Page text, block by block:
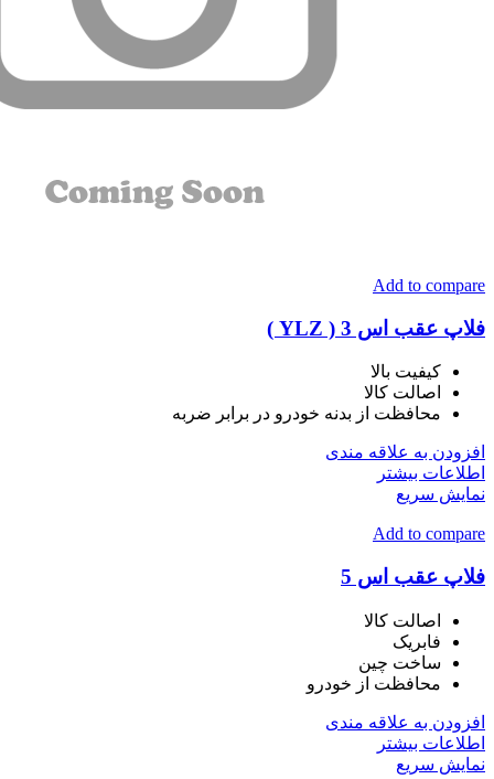
Add to compare
فلاپ عقب اس 3 ( YLZ )
کیفیت بالا
اصالت کالا
محافظت از بدنه خودرو در برابر ضربه
افزودن به علاقه مندی
اطلاعات بیشتر
نمایش سریع
Add to compare
فلاپ عقب اس 5
اصالت کالا
فابریک
ساخت چین
محافظت از خودرو
افزودن به علاقه مندی
اطلاعات بیشتر
نمایش سریع